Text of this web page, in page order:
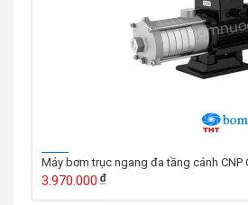
Máy bơm trục ngang đa tầng cánh CNP
3.970.000